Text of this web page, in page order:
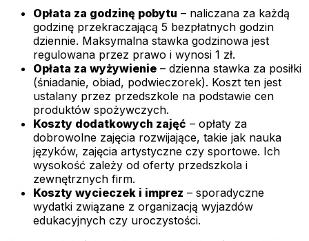
Opłata za godzinę pobytu – naliczana za każdą
godzinę przekraczającą 5 bezpłatnych godzin
dziennie. Maksymalna stawka godzinowa jest
regulowana przez prawo i wynosi 1 zł.
Opłata za wyżywienie – dzienna stawka za posiłki
(śniadanie, obiad, podwieczorek). Koszt ten jest
ustalany przez przedszkole na podstawie cen
produktów spożywczych.
Koszty dodatkowych zajęć – opłaty za
dobrowolne zajęcia rozwijające, takie jak nauka
języków, zajęcia artystyczne czy sportowe. Ich
wysokość zależy od oferty przedszkola i
zewnętrznych firm.
Koszty wycieczek i imprez – sporadyczne
wydatki związane z organizacją wyjazdów
edukacyjnych czy uroczystości.